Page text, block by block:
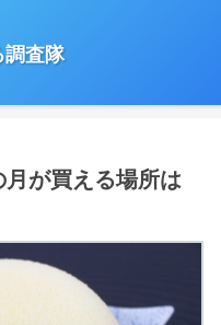
調査隊
が買える場所は